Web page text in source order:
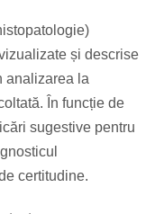
și descrise
analizarea la
În funcție de
sugestive pentru
certitudine.